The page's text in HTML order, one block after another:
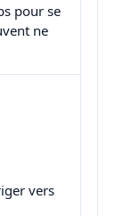
pour se
ne
vers